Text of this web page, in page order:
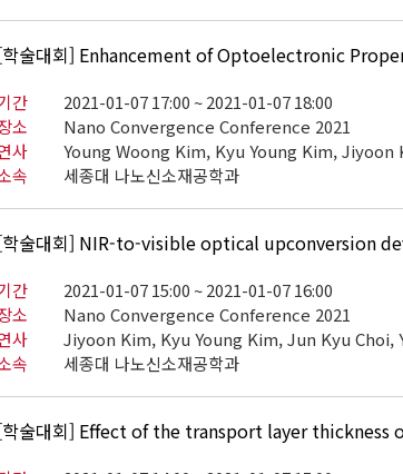
술대회] Enhancement of Optoelectronic
간
2021-01-07 17:00 ~ 2021-01-07 18:00
소
Nano Convergence Conference 2021
사
Young Woong Kim, Kyu Young Kim,
속
세종대 나노신소재공학과
술대회] NIR-to-visible optical upconversion
간
2021-01-07 15:00 ~ 2021-01-07 16:00
소
Nano Convergence Conference 2021
사
Jiyoon Kim, Kyu Young Kim, Jun Kyu Choi,
속
세종대 나노신소재공학과
술대회] Effect of the transport layer